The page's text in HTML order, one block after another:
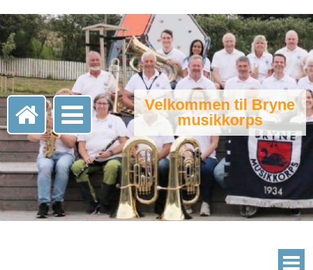
Velkommen til Bryne
musikkorps